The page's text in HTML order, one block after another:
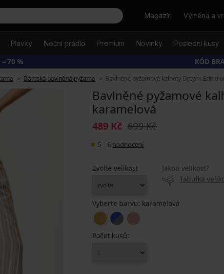
HledatMagazín Výměna a
Plavky Noční prádlo Premium Novinky Poslední kusy
−70 % KÓD
Dámská bavlněná pyžama Bavlněné pyžamové kalhoty Dream Edit
Bavlněné pyžamové
karamelová
489 Kč 699 Kč
5 6 hodnocení
Zvolte velikost
Jakou velikost?
Tabulka
Vyberte barvu: karamelová
Počet kusů: